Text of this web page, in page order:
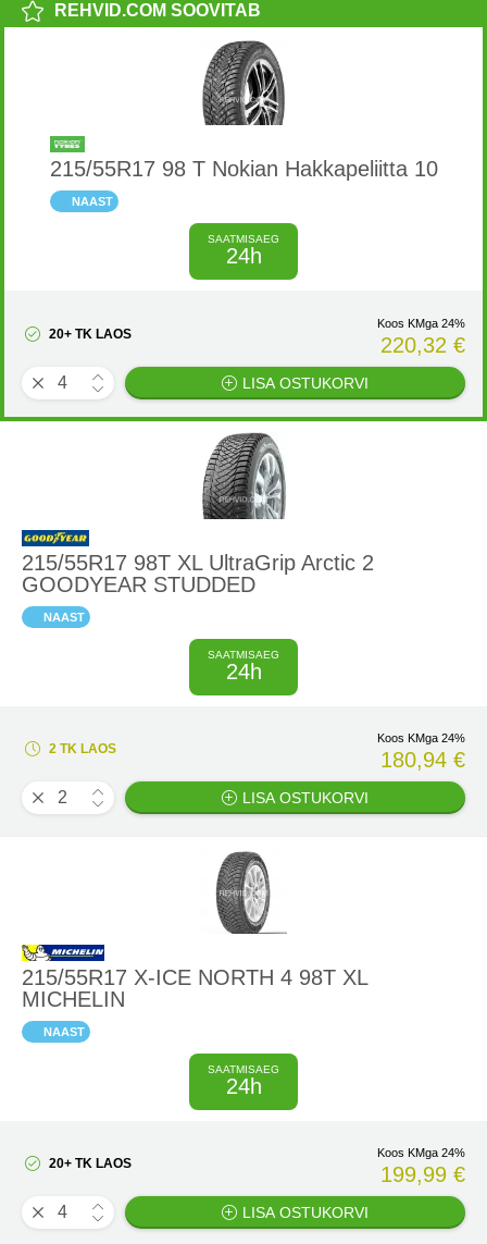
REHVID.COM SOOVITAB
215/55R17 98 T Nokian Hakkapeliitta 10
NAAST
SAATMISAEG
24h
20+ TK LAOS
Koos KMga 24%
220,32 €
LISA OSTUKORVI
215/55R17 98T XL UltraGrip Arctic 2
GOODYEAR STUDDED
NAAST
SAATMISAEG
24h
2 TK LAOS
Koos KMga 24%
180,94 €
LISA OSTUKORVI
215/55R17 X-ICE NORTH 4 98T XL
MICHELIN
NAAST
SAATMISAEG
24h
20+ TK LAOS
Koos KMga 24%
199,99 €
LISA OSTUKORVI